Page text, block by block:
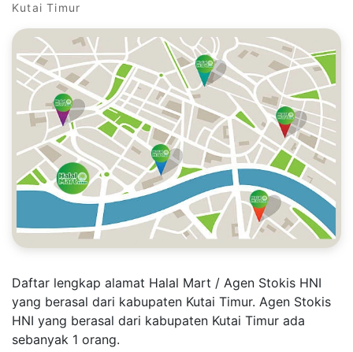
Kutai Timur
Daftar lengkap alamat Halal Mart / Agen Stokis HNI
yang berasal dari kabupaten Kutai Timur. Agen Stokis
HNI yang berasal dari kabupaten Kutai Timur ada
sebanyak 1 orang.